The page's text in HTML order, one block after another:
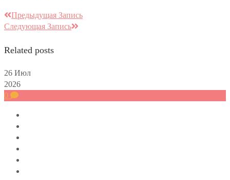
Предыдущая Запись
Следующая Запись
Related posts
26 Июл
2026
0